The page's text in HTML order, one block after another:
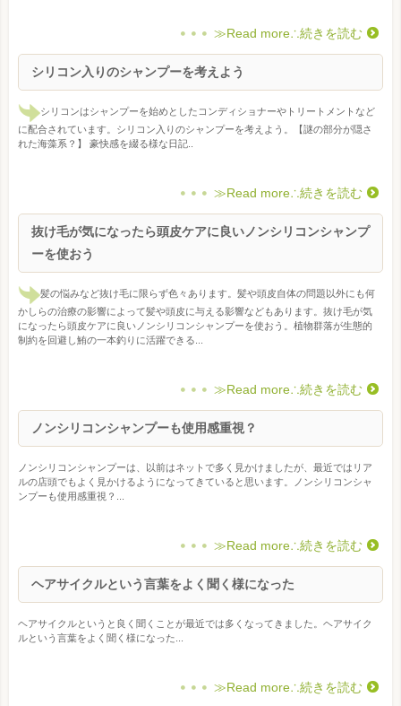
≫Read more∴続きを読む
シリコン入りのシャンプーを考えよう
シリコンはシャンプーを始めとしたコンディショナーやトリートメントなど
に配合されています。シリコン入りのシャンプーを考えよう。【謎の部分が隠さ
れた海藻系？】 豪快感を綴る様な日記..
≫Read more∴続きを読む
抜け毛が気になったら頭皮ケアに良いノンシリコンシャンプ
ーを使おう
髪の悩みなど抜け毛に限らず色々あります。髪や頭皮自体の問題以外にも何
かしらの治療の影響によって髪や頭皮に与える影響などもあります。抜け毛が気
になったら頭皮ケアに良いノンシリコンシャンプーを使おう。植物群落が生態的
制約を回避し鮪の一本釣りに活躍できる...
≫Read more∴続きを読む
ノンシリコンシャンプーも使用感重視？
ノンシリコンシャンプーは、以前はネットで多く見かけましたが、最近ではリア
ルの店頭でもよく見かけるようになってきていると思います。ノンシリコンシャ
ンプーも使用感重視？...
≫Read more∴続きを読む
ヘアサイクルという言葉をよく聞く様になった
ヘアサイクルというと良く聞くことが最近では多くなってきました。ヘアサイク
ルという言葉をよく聞く様になった...
≫Read more∴続きを読む